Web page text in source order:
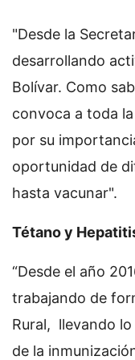
"Desde la
desarrollando
Bolívar. Como
convoca a toda
por su
oportunidad de
hasta vacunar".
Tétano y
“Desde el año
trabajando de
Rural, llevando
de la